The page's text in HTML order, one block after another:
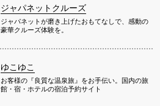
ジャパネットクルーズ
ジャパネットが磨き上げたおもてなしで、感動の
豪華クルーズ体験を。
ゆこゆこ
お客様の『良質な温泉旅』をお手伝い。国内の旅
館・宿・ホテルの宿泊予約サイト